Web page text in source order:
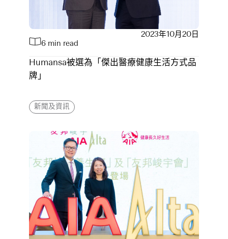
6 min read
2023年10月20日
Humansa被選為「傑出醫療健康生活方式品
牌」
新聞及資訊